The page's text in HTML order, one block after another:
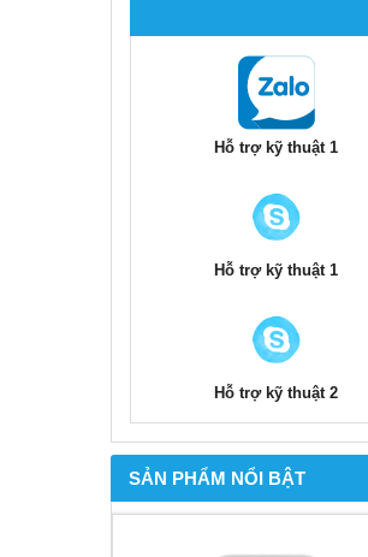
Hỗ trợ kỹ thuật 1
Hỗ trợ kỹ thuật 1
Hỗ trợ kỹ thuật 2
SẢN PHẨM NỔI BẬT